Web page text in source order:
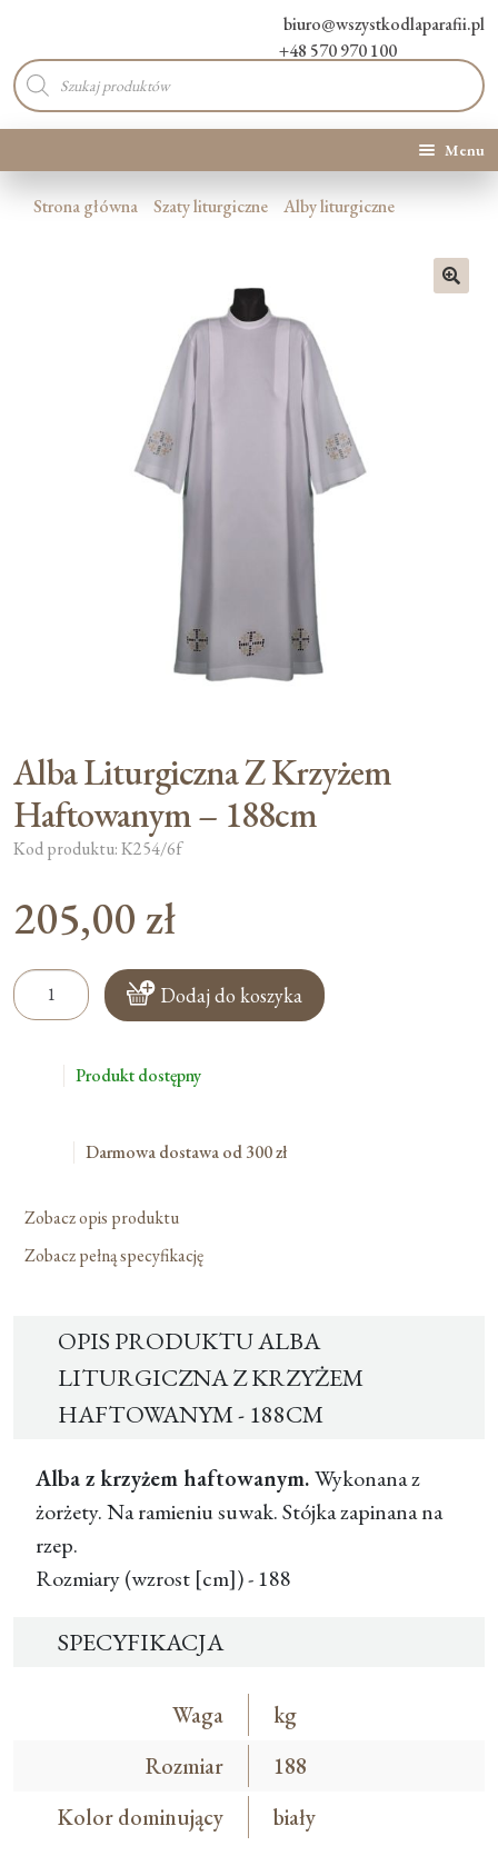
biuro@wszystkodlaparafii.pl
+48 570 970 100
Wyszukiwarka
produktów
Menu
Kategorie produktów
Strona główna Szaty liturgiczne Alby liturgiczne
Alba Liturgiczna Z Krzyżem
Haftowanym – 188cm
Kod produktu: K254/6f
205,00 zł
ilość
Alba
Krzyżem
Dodaj do koszyka
Produkt dostępny
Darmowa dostawa od 300 zł
Zobacz opis produktu
Zobacz pełną specyfikację
OPIS PRODUKTU ALBA
LITURGICZNA Z KRZYŻEM
HAFTOWANYM - 188CM
Alba z krzyżem haftowanym.Wykonana z
żorżety. Na ramieniu suwak. Stójka zapinana na
rzep.
Rozmiary (wzrost [cm]) - 188
SPECYFIKACJA
Waga
kg
Rozmiar
188
Kolor dominujący
biały